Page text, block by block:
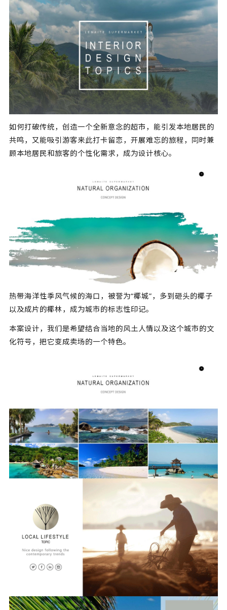
如何打破传统，创造一个全新意念的超市，能引发本地居民的
共鸣，又能吸引游客来此打卡留恋，开展难忘的旅程，同时兼
顾本地居民和旅客的个性化需求，成为设计核心。
热带海洋性季风气候的海口，被誉为“椰城”，多到砸头的椰子
以及成片的椰林，成为城市的标志性印记。
本案设计，我们是希望结合当地的风土人情以及这个城市的文
化符号，把它变成卖场的一个特色。